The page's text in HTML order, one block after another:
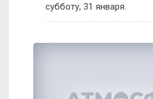
субботу, 31 января.